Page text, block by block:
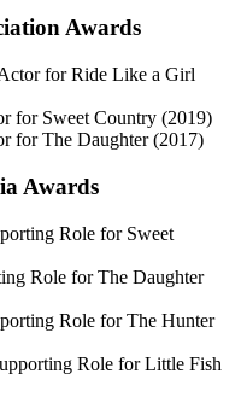
Awards
for Ride Like a Girl
for Sweet Country (2019)
for The Daughter (2017)
Awards
Role for Sweet
Role for The Daughter
Role for The Hunter
Role for Little Fish